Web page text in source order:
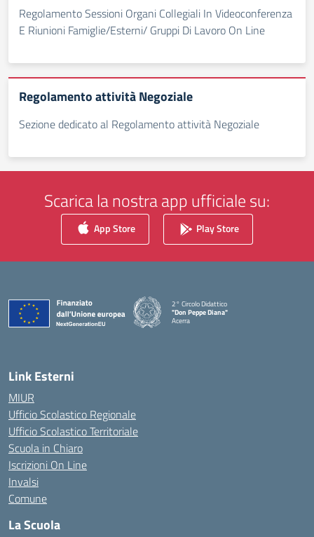
Regolamento Sessioni Organi Collegiali In Videoconferenza
E Riunioni Famiglie/Esterni/ Gruppi Di Lavoro On Line
Regolamento attività Negoziale
Sezione dedicato al Regolamento attività Negoziale
Scarica la nostra app ufficiale su:
App Store Play Store
2° Circolo Didattico
"Don Peppe Diana"
Acerra
Link Esterni
MIUR
Ufficio Scolastico Regionale
Ufficio Scolastico Territoriale
Scuola in Chiaro
Iscrizioni On Line
Invalsi
Comune
La Scuola